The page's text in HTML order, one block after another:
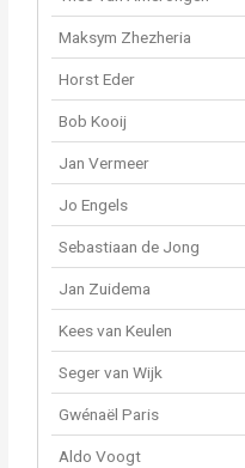
Maksym Zhezheria
Horst Eder
Bob Kooij
Jan Vermeer
Jo Engels
Sebastiaan de Jong
Jan Zuidema
Kees van Keulen
Seger van Wijk
Gwénaël Paris
Aldo Voogt